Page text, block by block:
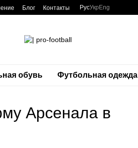
Блог Контакты РусУкр Eng
обувь Футбольная одежда
Арсенала в